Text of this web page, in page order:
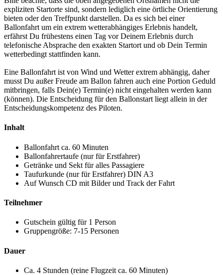
expliziten Startorte sind, sondern lediglich eine örtliche Orientierung
bieten oder den Treffpunkt darstellen. Da es sich bei einer
Ballonfahrt um ein extrem wetterabhängiges Erlebnis handelt,
erfährst Du frühestens einen Tag vor Deinem Erlebnis durch
telefonische Absprache den exakten Startort und ob Dein Termin
wetterbedingt stattfinden kann.
Eine Ballonfahrt ist von Wind und Wetter extrem abhängig, daher
musst Du außer Freude am Ballon fahren auch eine Portion Geduld
mitbringen, falls Dein(e) Termin(e) nicht eingehalten werden kann
(können). Die Entscheidung für den Ballonstart liegt allein in der
Entscheidungskompetenz des Piloten.
Inhalt
Ballonfahrt ca. 60 Minuten
Ballonfahrertaufe (nur für Erstfahrer)
Getränke und Sekt für alles Passagiere
Taufurkunde (nur für Erstfahrer) DIN A3
Auf Wunsch CD mit Bilder und Track der Fahrt
Teilnehmer
Gutschein gültig für 1 Person
Gruppengröße: 7-15 Personen
Dauer
Ca. 4 Stunden (reine Flugzeit ca. 60 Minuten)